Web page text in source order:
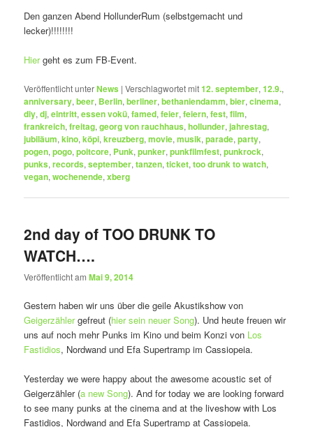
Den ganzen Abend HollunderRum (selbstgemacht und
lecker)!!!!!!!!
Hiergeht es zum FB-Event.
Veröffentlicht unterNews |Verschlagwortet mit12. september,12.9.,
anniversary,beer, Berlin,berliner,bethaniendamm,bier,cinema,
diy,dj,eintritt,essen vokü,famed,feier,feiern,fest,film,
frankreich,freitag,georg von rauchhaus,hollunder,jahrestag,
jubiläum,kino,köpi,kreuzberg,movie,musik,parade,party,
pogen,pogo,poitcore, Punk,punker,punkfilmfest,punkrock,
punks,records,september,tanzen,ticket,too drunk to watch,
vegan,wochenende,xberg
2nd day of TOO DRUNK TO
WATCH….
Veröffentlicht amMai 9, 2014
Gestern haben wir uns über die geile Akustikshow von
Geigerzählergefreut (hier sein neuer Song). Und heute freuen wir
uns auf noch mehr Punks im Kino und beim Konzi von Los
Fastidios, Nordwand und Efa Supertramp im Cassiopeia.
Yesterday we were happy about the awesome acoustic set of
Geigerzähler (a new Song). And for today we are looking forward
to see many punks at the cinema and at the liveshow with Los
Fastidios, Nordwand and Efa Supertramp at Cassiopeia.